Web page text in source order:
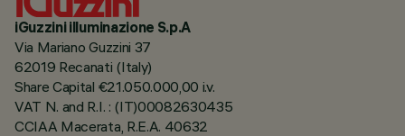
iGuzzini illuminazione S.p.A
Via Mariano Guzzini 37
62019 Recanati (Italy)
Share Capital €21.050.000,00 i.v.
VAT N. and R.I. : (IT)00082630435
CCIAA Macerata, R.E.A. 40632